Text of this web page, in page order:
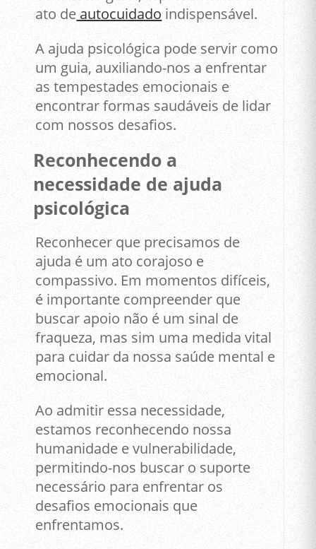
ato de autocuidado indispensável.
A ajuda psicológica pode servir como
um guia, auxiliando-nos a enfrentar
as tempestades emocionais e
encontrar formas saudáveis de lidar
com nossos desafios.
Reconhecendo a
necessidade de ajuda
psicológica
Reconhecer que precisamos de
ajuda é um ato corajoso e
compassivo. Em momentos difíceis,
é importante compreender que
buscar apoio não é um sinal de
fraqueza, mas sim uma medida vital
para cuidar da nossa saúde mental e
emocional.
Ao admitir essa necessidade,
estamos reconhecendo nossa
humanidade e vulnerabilidade,
permitindo-nos buscar o suporte
necessário para enfrentar os
desafios emocionais que
enfrentamos.